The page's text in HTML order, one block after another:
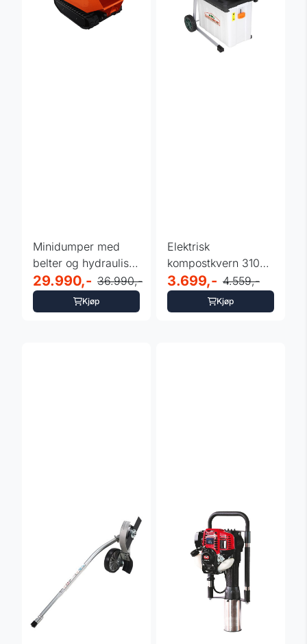
Minidumper med
belter og hydraulisk
tipp 500 kg
29.990,- 36.990,-
Kjøp
Elektrisk
kompostkvern 3100
W - beholder 60 L
3.699,- 4.559,-
Kjøp